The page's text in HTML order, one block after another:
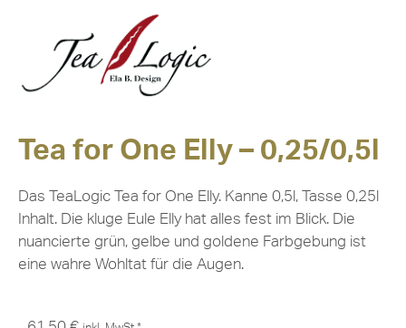
Tea for One Elly – 0,25/0,5l
Das TeaLogic Tea for One Elly. Kanne 0,5l, Tasse 0,25l
Inhalt. Die kluge Eule Elly hat alles fest im Blick. Die
nuancierte grün, gelbe und goldene Farbgebung ist
eine wahre Wohltat für die Augen.